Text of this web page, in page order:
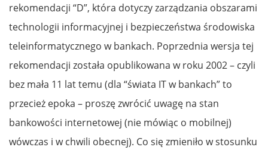
rekomendacji “D”, która dotyczy zarządzania obszarami
technologii informacyjnej i bezpieczeństwa środowiska
teleinformatycznego w bankach. Poprzednia wersja tej
rekomendacji została opublikowana w roku 2002 – czyli
bez mała 11 lat temu (dla “świata IT w bankach” to
przecież epoka – proszę zwrócić uwagę na stan
bankowości internetowej (nie mówiąc o mobilnej)
wówczas i w chwili obecnej). Co się zmieniło w stosunku